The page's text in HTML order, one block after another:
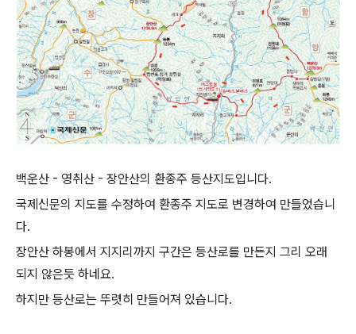
백운산 - 영취산 - 장안산의 환종주 등산지도입니다.
국제신문의 지도를 수정하여 환종주 지도로 변경하여 만들었습니
다.
장안산 하봉에서 지지리까지 구간은 등산로를 만든지 그리 오래
되지 않은듯 하네요.
하지만 등산로는 뚜렷히 만들어져 있습니다.